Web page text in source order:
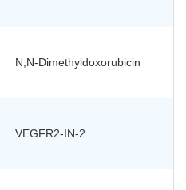
N,N-Dimethyldoxorubicin
VEGFR2-IN-2